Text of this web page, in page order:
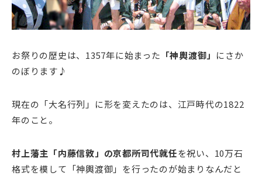
お祭りの歴史は、1357年に始まった 「神輿渡御」 にさか
のぼります♪
現在の「大名行列」に形を変えたのは、江戸時代の1822
年のこと。
村上藩主「内藤信敦」の京都所司代就任を祝い、10万石
格式を模して「神輿渡御」を行ったのが始まりなんだと